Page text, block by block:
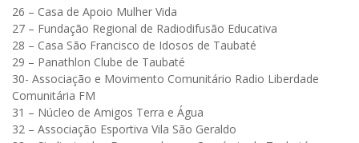
26 – Casa de Apoio Mulher Vida
27 – Fundação Regional de Radiodifusão Educativa
28 – Casa São Francisco de Idosos de Taubaté
29 – Panathlon Clube de Taubaté
30- Associação e Movimento Comunitário Radio Liberdade
Comunitária FM
31 – Núcleo de Amigos Terra e Água
32 – Associação Esportiva Vila São Geraldo